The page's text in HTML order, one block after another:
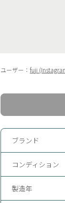
ユーザー： fuji
ブランド
コンディション
製造年